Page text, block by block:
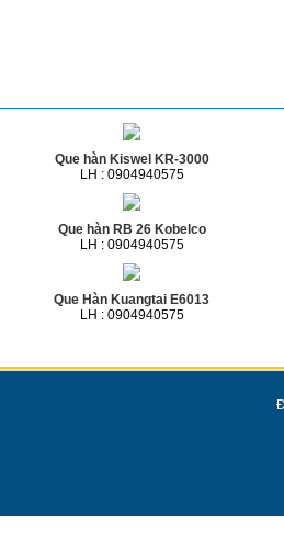
Que hàn Kiswel KR-3000
LH : 0904940575
Que hàn RB 26 Kobelco
LH : 0904940575
Que Hàn Kuangtai E6013
LH : 0904940575